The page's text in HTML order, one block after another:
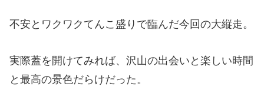
不安とワクワクてんこ盛りで臨んだ今回の大縦走。
実際蓋を開けてみれば、沢山の出会いと楽しい時間
と最高の景色だらけだった。